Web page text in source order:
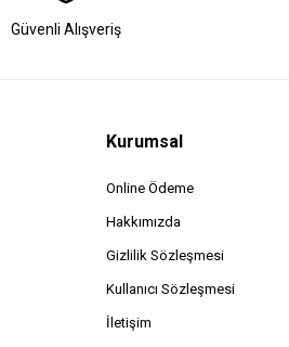
Güvenli Alışveriş
Kurumsal
Online Ödeme
Hakkımızda
Gizlilik Sözleşmesi
Kullanıcı Sözleşmesi
İletişim